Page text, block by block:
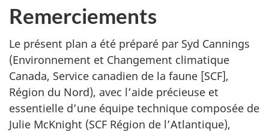
Remerciements
Le présent plan a été préparé par Syd Cannings
(Environnement et Changement climatique
Canada, Service canadien de la faune [SCF],
Région du Nord), avec l’aide précieuse et
essentielle d’une équipe technique composée de
Julie McKnight (SCF Région de l’Atlantique),